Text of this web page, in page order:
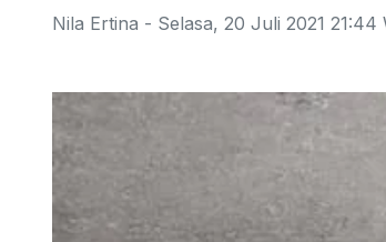
Nila Ertina - Selasa, 20 Juli 2021 21:44